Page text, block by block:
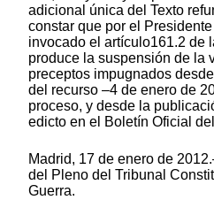
adicional única del Texto
constar que por el
invocado el artículo161.2 de
produce la suspensión de la
preceptos impugnados
del recurso –4 de enero de
proceso, y desde la
edicto en el Boletín Oficial
Madrid, 17 de enero de
del Pleno del Tribunal
Guerra.